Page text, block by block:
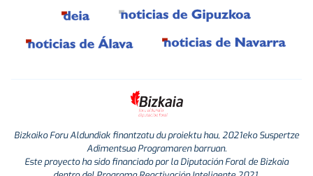
Bizkaiko Foru Aldundiak finantzatu du proiektu hau, 2021eko Suspertze
Adimentsua Programaren barruan.
Este proyecto ha sido financiado por la Diputación Foral de Bizkaia